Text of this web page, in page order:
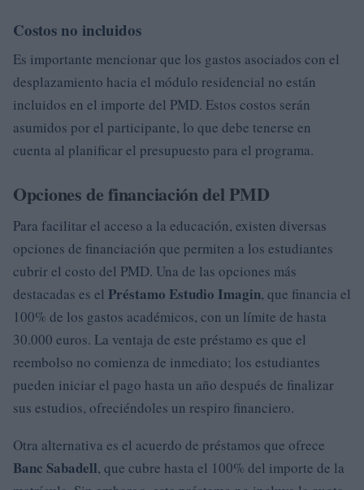
Costos no incluidos
Es importante mencionar que los gastos asociados con el
desplazamiento hacia el módulo residencial no están
incluidos en el importe del PMD. Estos costos serán
asumidos por el participante, lo que debe tenerse en
cuenta al planificar el presupuesto para el programa.
Opciones de financiación del PMD
Para facilitar el acceso a la educación, existen diversas
opciones de financiación que permiten a los estudiantes
cubrir el costo del PMD. Una de las opciones más
destacadas es el Préstamo Estudio Imagin, que financia el
100% de los gastos académicos, con un límite de hasta
30.000 euros. La ventaja de este préstamo es que el
reembolso no comienza de inmediato; los estudiantes
pueden iniciar el pago hasta un año después de finalizar
sus estudios, ofreciéndoles un respiro financiero.
Otra alternativa es el acuerdo de préstamos que ofrece
Banc Sabadell, que cubre hasta el 100% del importe de la